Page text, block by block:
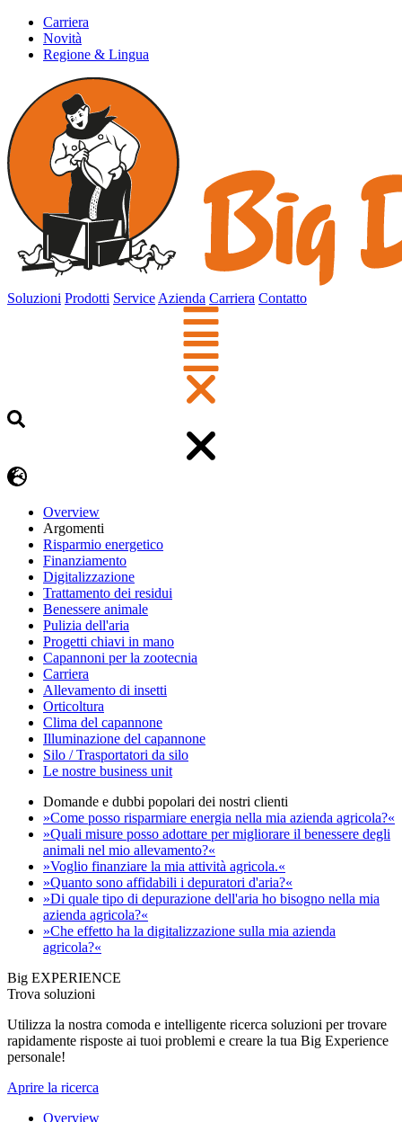
Carriera
Novità
Regione & Lingua
Soluzioni Prodotti Service Azienda Carriera Contatto
Overview
Argomenti
Risparmio energetico
Finanziamento
Digitalizzazione
Trattamento dei residui
Benessere animale
Pulizia dell'aria
Progetti chiavi in mano
Capannoni per la zootecnia
Carriera
Allevamento di insetti
Orticoltura
Clima del capannone
Illuminazione del capannone
Silo / Trasportatori da silo
Le nostre business unit
Domande e dubbi popolari dei nostri clienti
»Come posso risparmiare energia nella mia azienda agricola?«
»Quali misure posso adottare per migliorare il benessere degli
animali nel mio allevamento?«
»Voglio finanziare la mia attività agricola.«
»Quanto sono affidabili i depuratori d'aria?«
»Di quale tipo di depurazione dell'aria ho bisogno nella mia
azienda agricola?«
»Che effetto ha la digitalizzazione sulla mia azienda
agricola?«
Big EXPERIENCE
Trova soluzioni
Utilizza la nostra comoda e intelligente ricerca soluzioni per trovare
rapidamente risposte ai tuoi problemi e creare la tua Big Experience
personale!
Aprire la ricerca
Overview